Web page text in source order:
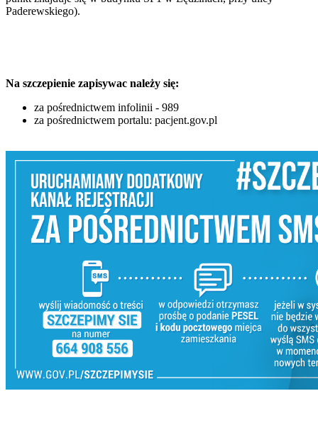
Paderewskiego).
Na szczepienie zapisywac należy się:
za pośrednictwem infolinii - 989
za pośrednictwem portalu: pacjent.gov.pl